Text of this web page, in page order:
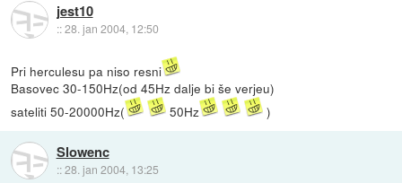
jest10
::28. jan 2004, 12:50
Pri herculesu pa niso resni
Basovec 30-150Hz(od 45Hz dalje bi še verjeu)
sateliti 50-20000Hz(
50Hz )
Slowenc
::28. jan 2004, 13:25